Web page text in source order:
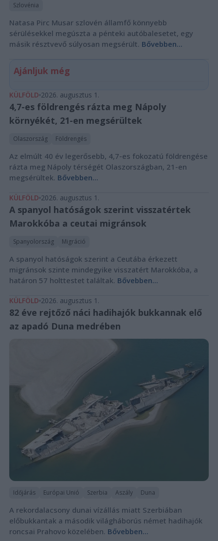
Szlovénia
Natasa Pirc Musar szlovén államfő könnyebb
sérülésekkel megúszta a pénteki autóbalesetet, egy
másik résztvevő súlyosan megsérült. Bővebben...
Ajánljuk még
KÜLFÖLD 2026. augusztus 1.
4,7-es földrengés rázta meg Nápoly
környékét, 21-en megsérültek
Olaszország Földrengés
Az elmúlt 40 év legerősebb, 4,7-es fokozatú földrengése
rázta meg Nápoly térségét Olaszországban, 21-en
megsérültek. Bővebben...
KÜLFÖLD 2026. augusztus 1.
A spanyol hatóságok szerint visszatértek
Marokkóba a ceutai migránsok
Spanyolország Migráció
A spanyol hatóságok szerint a Ceutába érkezett
migránsok szinte mindegyike visszatért Marokkóba, a
határon 57 holttestet találtak. Bővebben...
KÜLFÖLD 2026. augusztus 1.
82 éve rejtőző náci hadihajók bukkannak elő
az apadó Duna medrében
Időjárás Európai Unió Szerbia Aszály Duna
A rekordalacsony dunai vízállás miatt Szerbiában
előbukkantak a második világháborús német hadihajók
roncsai Prahovo közelében. Bővebben...